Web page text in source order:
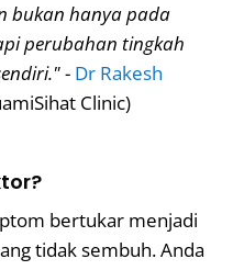
bukan hanya pada
perubahan tingkah
- Dr Rakesh
Clinic)
bertukar menjadi
tidak sembuh. Anda